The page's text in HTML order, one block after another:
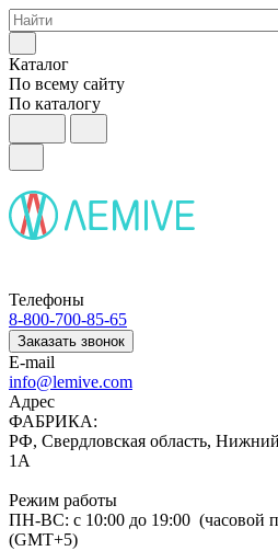
Каталог
По всему сайту
По каталогу
Телефоны
8-800-700-85-65
Заказать звонок
E-mail
info@lemive.com
Адрес
ФАБРИКА:
РФ, Свердловская область,
1А
Режим работы
ПН-ВС: с 10:00 до 19:00 (часовой
(GMT+5)